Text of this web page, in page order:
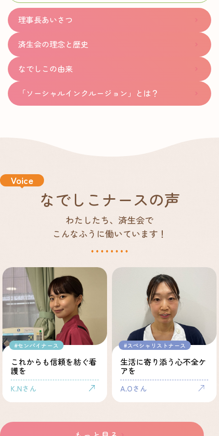
理事長あいさつ
済生会の理念と歴史
なでしこの由来
「ソーシャルインクルージョン」とは？
Voice
なでしこナースの声
わたしたち、済生会で
こんなふうに働いています！
#センパイナース
これからも信頼を紡ぐ看
護を
K.Nさん
#スペシャリストナース
生活に寄り添う心不全ケ
アを
A.Oさん